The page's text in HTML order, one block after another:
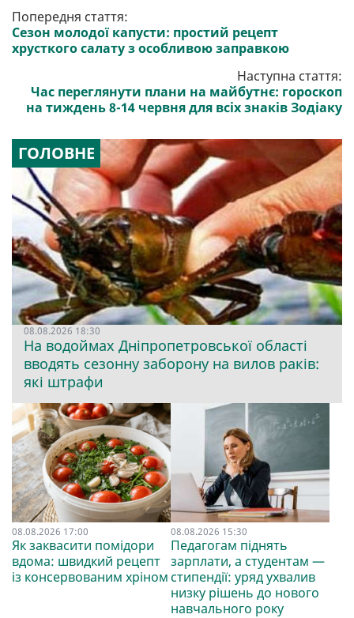
Попередня стаття:
Сезон молодої капусти: простий рецепт
хрусткого салату з особливою заправкою
Наступна стаття:
Час переглянути плани на майбутнє: гороскоп
на тиждень 8-14 червня для всіх знаків Зодіаку
ГОЛОВНЕ
08.08.2026 18:30
На водоймах Дніпропетровської області
вводять сезонну заборону на вилов раків:
які штрафи
08.08.2026 17:00
Як заквасити помідори
вдома: швидкий рецепт
із консервованим хріном
08.08.2026 15:30
Педагогам піднять
зарплати, а студентам —
стипендії: уряд ухвалив
низку рішень до нового
навчального року